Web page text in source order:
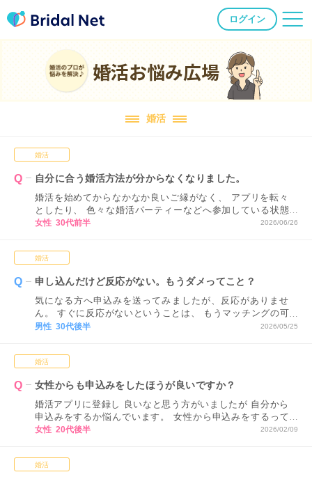
ログイン
婚活お悩み広場
婚活
婚活
自分に合う婚活方法が分からなくなりました。
婚活を始めてからなかなか良いご縁がなく、 アプリを転々
としたり、 色々な婚活パーティーなどへ参加している状態
です。 ただ、正直なところ、 どれが自分に合っているかが
けるとありがたいです。
女性 30代前半 2026/06/26
婚活
申し込んだけど反応がない。もうダメってこと？
気になる方へ申込みを送ってみましたが、反応がありませ
ん。 すぐに反応がないということは、 もうマッチングの可
能性はないということでしょうか…？
男性 30代後半 2026/05/25
婚活
女性からも申込みをしたほうが良いですか？
婚活アプリに登録し 良いなと思う方がいましたが 自分から
申込みをするか悩んでいます。 女性から申込みをするって
なんだか気恥ずかしく感じてしまいます。
女性 20代後半 2026/02/09
婚活